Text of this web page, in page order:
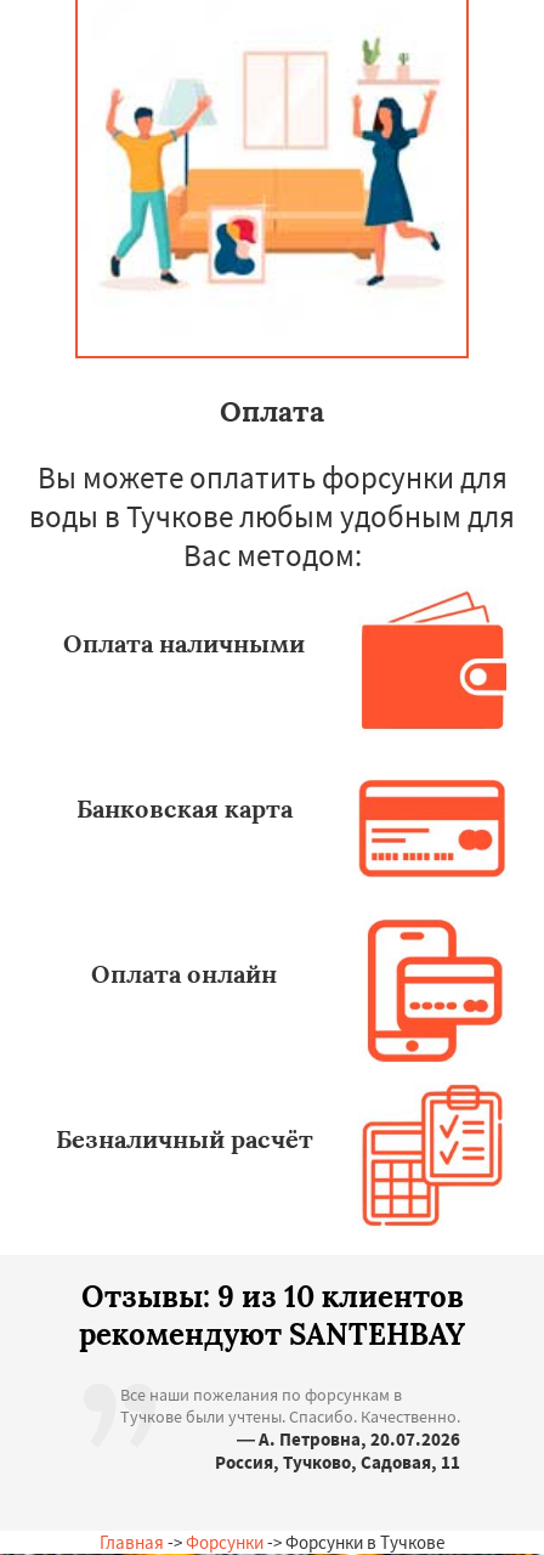
Оплата
Вы можете оплатить форсунки для
воды в Тучкове любым удобным для
Вас методом:
Оплата наличными
Банковская карта
Оплата онлайн
Безналичный расчёт
Отзывы: 9 из 10 клиентов
рекомендуют SANTEHBAY
Все наши пожелания по форсункам в
Тучкове были учтены. Спасибо. Качественно.
— А. Петровна, 20.07.2026
Россия, Тучково, Садовая, 11
Главная ->Форсунки-> Форсунки в Тучкове